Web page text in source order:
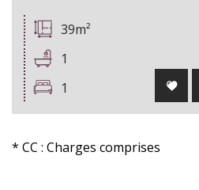
39m²
1
1
* CC : Charges comprises